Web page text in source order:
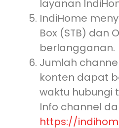
layanan
IndiHome
Box (STB) dan
berlangganan.
Jumlah
konten dapat
waktu hubungi
Info channel
https://